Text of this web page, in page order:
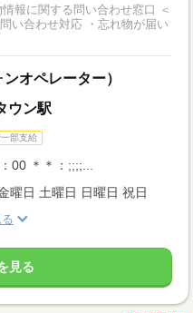
い合わせ対応 ・忘れ物が届い
オペレーター）
ウン駅
部支給
00 ＊＊：;;;;...
曜日 土曜日 日曜日 祝日
見る